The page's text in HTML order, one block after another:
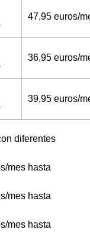
47,95 euros/
36,95 euros/
39,95 euros/
diferentes
mes hasta
mes hasta
mes hasta